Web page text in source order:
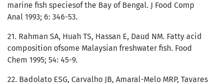
marine fish speciesof the Bay of Bengal. J Food Comp
Anal 1993; 6: 346-53.
21. Rahman SA, Huah TS, Hassan E, Daud NM. Fatty acid
composition ofsome Malaysian freshwater fish. Food
Chem 1995; 54: 45-9.
22. Badolato ESG, Carvalho JB, Amaral-Melo MRP, Tavares